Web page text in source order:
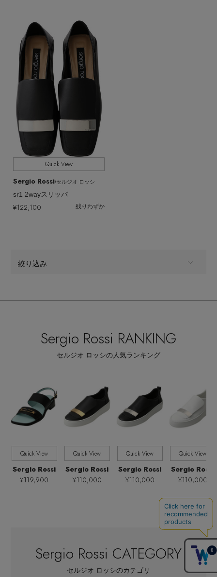
Quick View
Sergio Rossi/セルジオ ロッシ
sr1 2wayスリッパ
¥122,100 残りわずか
絞り込み
全てのカラー
SHOES SIZE 全てのシューズサイズ
すべて
価格 全ての価格
Sergio Rossi RANKING
セルジオ ロッシの人気ランキング
Quick View
Sergio Rossi
¥119,900
Quick View
Sergio Rossi
¥110,000
Quick View
Sergio Rossi
¥110,000
Quick View
Sergio Rossi
¥110,000
Sergio Rossi CATEGORY
セルジオ ロッシのカテゴリ